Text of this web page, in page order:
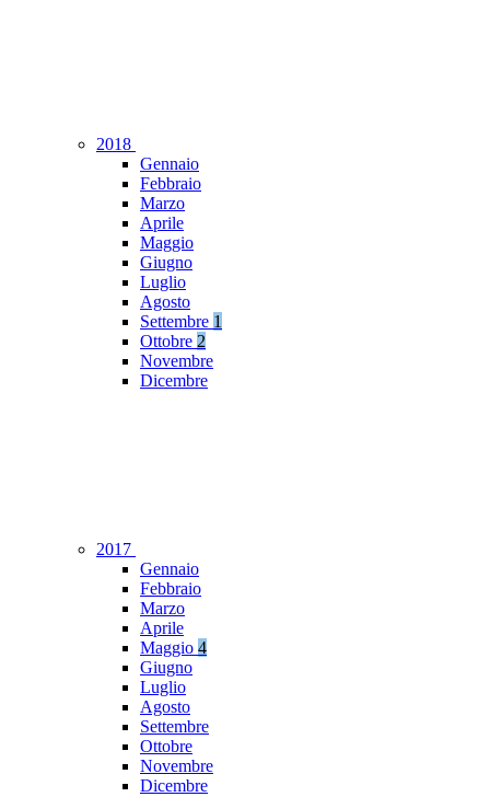
2018
Gennaio
Febbraio
Marzo
Aprile
Maggio
Giugno
Luglio
Agosto
Settembre 1
Ottobre 2
Novembre
Dicembre
2017
Gennaio
Febbraio
Marzo
Aprile
Maggio 4
Giugno
Luglio
Agosto
Settembre
Ottobre
Novembre
Dicembre